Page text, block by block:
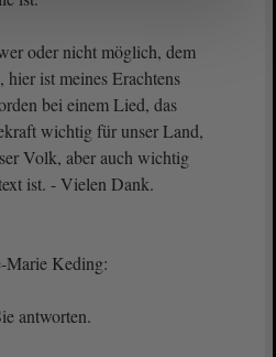
oder nicht möglich, dem
hier ist meines Erachtens
bei einem Lied, das
wichtig für unser Land,
Volk, aber auch wichtig
ist. - Vielen Dank.
Marie Keding:
antworten.